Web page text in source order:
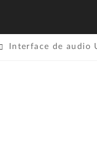
Interface de audio